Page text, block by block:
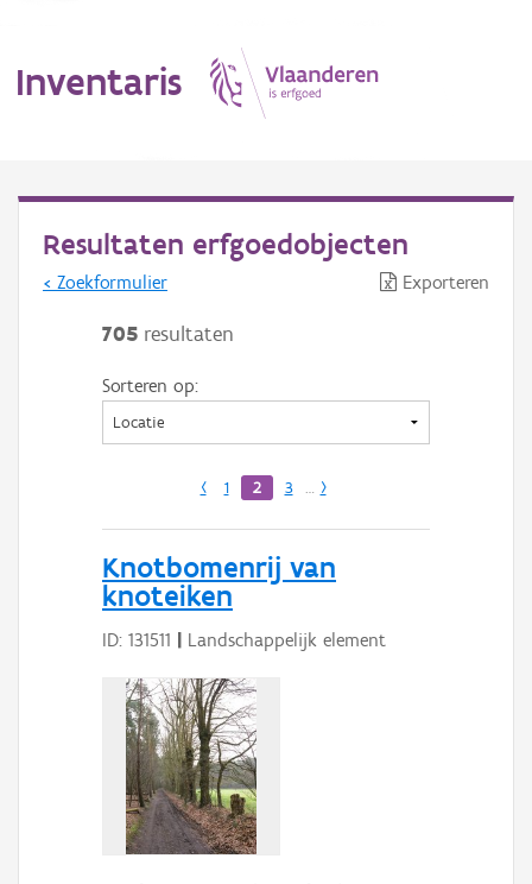
Inventaris
Erfgoedobject
Aanduidingsobject
Waarneming
Resultaten erfgoedobjecten
< Zoekformulier Exporteren
705 resultaten
Sorteren op:
‹ 1 2 3 … ›
Knotbomenrij van
knoteiken
ID: 131511 | Landschappelijk element